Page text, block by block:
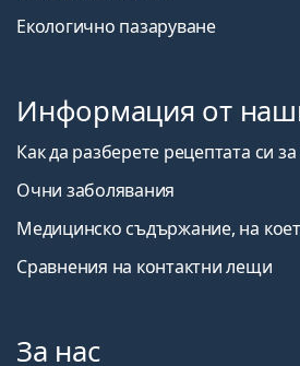
Екологично пазаруване
Информация от
Как да разберете рецептата си
Очни заболявания
Медицинско съдържание, на
Сравнения на контактни лещи
За нас